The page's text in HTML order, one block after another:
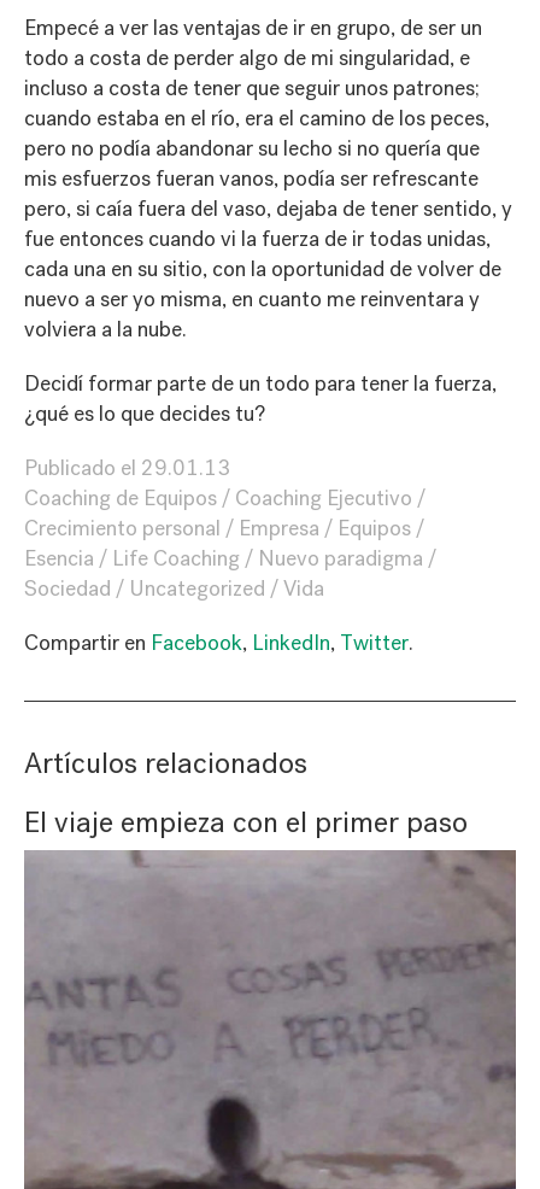
Empecé a ver las ventajas de ir en grupo, de ser un
todo a costa de perder algo de mi singularidad, e
incluso a costa de tener que seguir unos patrones;
cuando estaba en el río, era el camino de los peces,
pero no podía abandonar su lecho si no quería que
mis esfuerzos fueran vanos, podía ser refrescante
pero, si caía fuera del vaso, dejaba de tener sentido, y
fue entonces cuando vi la fuerza de ir todas unidas,
cada una en su sitio, con la oportunidad de volver de
nuevo a ser yo misma, en cuanto me reinventara y
volviera a la nube.
Decidí formar parte de un todo para tener la fuerza,
¿qué es lo que decides tu?
Publicado el 29.01.13
Coaching de Equipos
Coaching Ejecutivo
Crecimiento personal
Empresa
Equipos
Esencia
Life Coaching
Nuevo paradigma
Sociedad
Uncategorized Vida
Compartir en Facebook, LinkedIn, Twitter.
Artículos relacionados
El viaje empieza con el primer paso